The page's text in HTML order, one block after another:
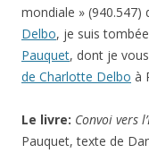
mondiale » (940.547)
Delbo, je suis
Pauquet, dont je
de Charlotte Delbo à
Le livre: Convoi vers
Pauquet, texte de